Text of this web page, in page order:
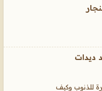
ديدات
للذنوب وكيف